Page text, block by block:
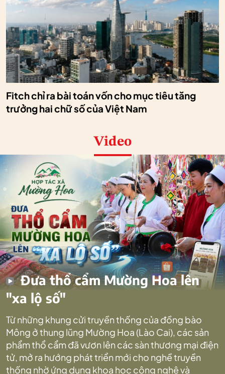
Fitch chỉ ra bài toán vốn cho mục tiêu tăng
trưởng hai chữ số của Việt Nam
Video
Đưa thổ cẩm Mường Hoa lên
"xa lộ số"
Từ những khung cửi truyền thống của đồng bào
Mông ở thung lũng Mường Hoa (Lào Cai), các sản
phẩm thổ cẩm đã vươn lên các sàn thương mại điện
tử, mở ra hướng phát triển mới cho nghề truyền
thống nhờ ứng dụng khoa học công nghệ và